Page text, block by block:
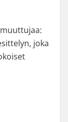
joka